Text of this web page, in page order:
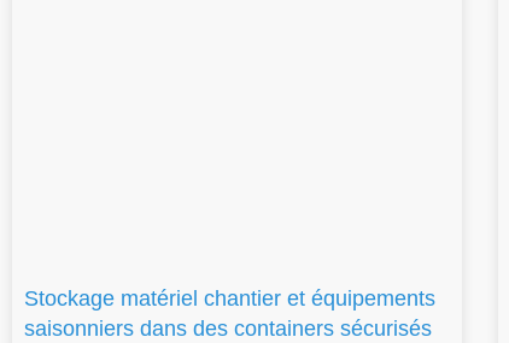
Stockage matériel chantier et équipements
saisonniers dans des containers sécurisés